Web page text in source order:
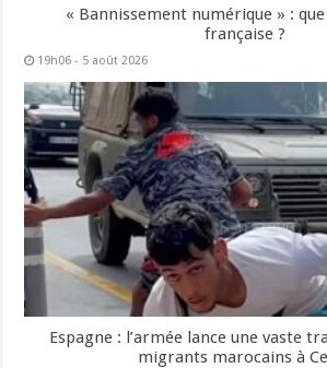
« Bannissement numérique » :
française ?
19h06 - 5 août 2026
Espagne : l’armée lance une vaste
migrants marocains à